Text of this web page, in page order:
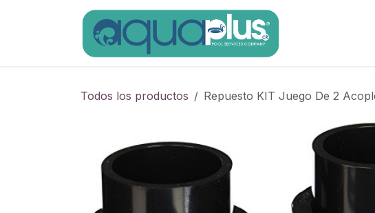
Todos los productos Repuesto KIT Juego De 2